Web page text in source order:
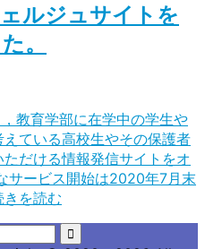
ルジュサイトを
。
教育学部に在学中の学生や
ている高校生やその保護者
だける情報発信サイトをオ
サービス開始は2020年7月末
きを読む